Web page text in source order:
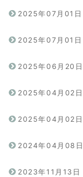
2025年07月01日
2025年07月01日
2025年06月20日
2025年04月02日
2025年04月02日
2024年04月08日
2023年11月13日